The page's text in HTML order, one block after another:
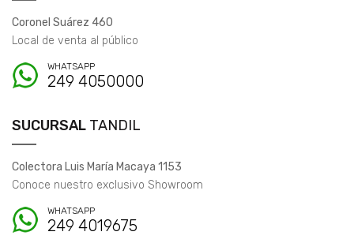
Coronel Suárez 460
Local de venta al público
WHATSAPP
249 4050000
SUCURSAL TANDIL
Colectora Luis María Macaya 1153
Conoce nuestro exclusivo Showroom
WHATSAPP
249 4019675